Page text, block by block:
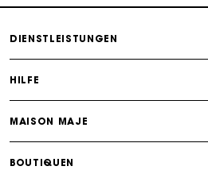
DIENSTLEISTUNGEN
HILFE
MAISON MAJE
BOUTIQUEN